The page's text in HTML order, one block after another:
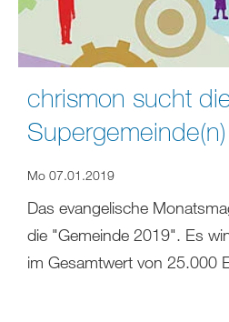
chrismon sucht
Supergemeinde(n)
Mo 07.01.2019
Das evangelische
die "Gemeinde 2019". Es
im Gesamtwert von 25.000